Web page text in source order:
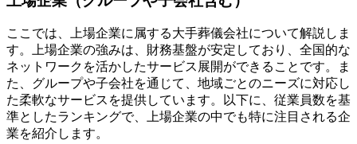
ここでは、上場企業に属する大手葬儀会社について解説しま
す。上場企業の強みは、財務基盤が安定しており、全国的な
ネットワークを活かしたサービス展開ができることです。ま
た、グループや子会社を通じて、地域ごとのニーズに対応し
た柔軟なサービスを提供しています。以下に、従業員数を基
準としたランキングで、上場企業の中でも特に注目される企
業を紹介します。